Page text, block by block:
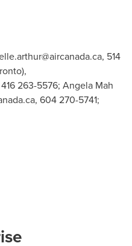
, 514
263-5576; Angela Mah
, 604 270-5741;